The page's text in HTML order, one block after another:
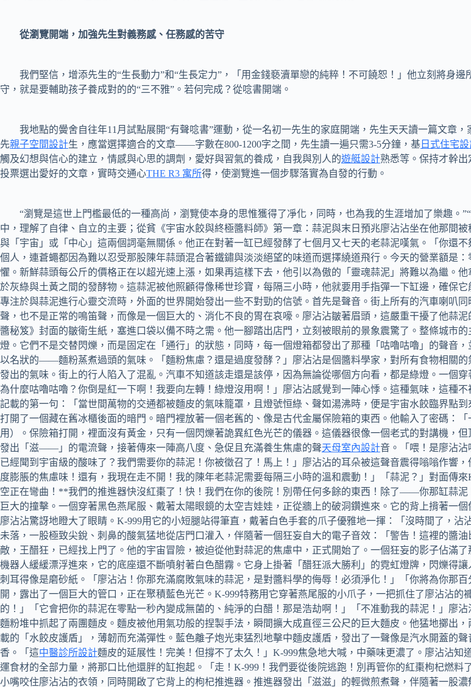
從瀏覽開端，加強先生對義務感、任務感的苦守
我們堅信，增添先生的“生長動力”和“生長定力”，「用金錢褻瀆單戀的純粹！不可饒恕！」他立刻將身
守，就是要輔助孩子養成對的的“三不雅”。若何完成？從唸書開端。
我地點的黌舍自往年11月試點展開“有聲唸書”運動，從一名初一先生的家庭開端，先生天天讀一篇文章
先親子空間設計生，應當選擇適合的文章——字數在800-1200字之間，先生讀一遍只需3-5分鐘，基 日式住宅
觸及幻想與信心的建立，情感與心思的調劑，愛好與習氣的養成，自我與別人的遊艇設計熟悉等。保持才幹出
投票選出愛好的文章，實時交通心THE R3 寓所得，使瀏覽進一個步驟落實為自發的行動。
“瀏覽是這世上門檻最低的一種高尚，瀏覽使本身的思惟獲得了凈化，同時，也為我的生涯增加了樂趣。
中，理解了自律、自立的主要；從貧《宇宙水餃與終極醬料師》第一章：蒜泥與末日預兆廖沾沾坐在他那間
與「宇宙」或「中心」這兩個詞毫無關係。他正在對著一缸已經發酵了七個月又七天的老蒜泥嘆氣。「你還
個人，連蒼蠅都因為難以忍受那股陳年蒜頭混合著鐵鏽與淡淡絕望的味道而選擇繞道飛行。今天的營業額是
懼。新鮮蒜頭每公斤的價格正在以超光速上漲，如果再這樣下去，他引以為傲的「靈魂蒜泥」將難以為繼。
於灰綠與土黃之間的發酵物。這蒜泥被他照顧得像稀世珍寶，每隔三小時，他就要用手指彈一下缸邊，確保
專注於與蒜泥進行心靈交流時，外面的世界開始發出一些不對勁的信號。首先是聲音。街上所有的汽車喇
聲，也不是正常的鳴笛聲，而像是一個巨大的、消化不良的胃在哀嚎。廖沾沾皺著眉頭，這嚴重干擾了他蒜
醬秘笈》封面的皺衛生紙，塞進口袋以備不時之需。他一腳踏出店門，立刻被眼前的景象震驚了。整條城市
燈。它們不是交替閃爍，而是固定在「通行」的狀態，同時，每一個燈箱都發出了那種「咕嚕咕嚕」的聲音
以名狀的——麵粉蒸煮過頭的氣味。「麵粉焦慮？還是過度發酵？」廖沾沾是個醬料學家，對所有食物相關
發出的氣味。街上的行人陷入了混亂。汽車不知道該走還是該停，因為無論從哪個方向看，都是綠燈。一個
為什麼咕嚕咕嚕？你倒是紅一下啊！我要向左轉！綠燈沒用啊！」廖沾沾感覺到一陣心悸。這種氣味，這種
記載的第一句：「當世間萬物的交通都被麵皮的氣味籠罩，且燈號恒綠、聲如湯沸時，便是宇宙水餃臨界點
打開了一個藏在舊冰櫃後面的暗門。暗門裡放著一個老舊的、像是古代金屬保險箱的東西。他輸入了密碼：
用）。保險箱打開，裡面沒有黃金，只有一個閃爍著詭異紅色光芒的儀器。這儀器很像一個老式的對講機，
發出「滋——」的電流聲，接著傳來一陣高八度、急促且充滿養生焦慮的聲天母室內設計音。「喂！是廖沾沾
已經聞到宇宙級的酸味了？我們需要你的蒜泥！你被徵召了！馬上！」廖沾沾的耳朵被這聲音震得嗡嗡作響
度膨脹的焦慮味！還有，我現在走不開！我的陳年老蒜泥需要每隔三小時的溫和震動！」「蒜泥？」對面傳
空正在彎曲！**我們的推進器快沒紅棗了！快！我們在你的後院！別帶任何多餘的東西！除了——你那缸蒜
巨大的撞擊。一個穿著黑色燕尾服、戴著太陽眼鏡的太空吉娃娃，正從牆上的破洞鑽進來。它的背上揹著一
廖沾沾驚訝地瞪大了眼睛。K-999用它的小短腿站得筆直，戴著白色手套的爪子優雅地一揮：「沒時間了，
未落，一股極致尖銳、刺鼻的酸氣猛地從店門口灌入，伴隨著一個狂妄自大的電子音效：「警告！這裡的醬
敵，王醋狂，已經找上門了。他的宇宙冒險，被迫從他對蒜泥的焦慮中，正式開始了。一個狂妄的影子佔滿
機器人緩緩漂浮進來，它的底座還不斷噴射著白色醋霧。它身上掛著「醋狂派大勝利」的霓虹燈牌，閃爍得
刺耳得像是磨砂紙。「廖沾沾！你那充滿腐敗氣味的蒜泥，是對醬料學的侮辱！必須淨化！」「你將為你那
開，露出了一個巨大的管口，正在聚積藍色光芒。K-999特務用它穿著燕尾服的小爪子，一把抓住了廖沾沾
的！」「它會把你的蒜泥在零點一秒內變成無菌的、純淨的白醋！那是浩劫啊！」「不准動我的蒜泥！」廖
麵粉堆中抓起了兩團麵皮。麵皮被他用氣功般的捏製手法，瞬間擴大成直徑三公尺的巨大麵皮。他猛地擲出
載的「水餃皮護盾」，薄韌而充滿彈性。藍色離子炮光束猛烈地擊中麵皮護盾，發出了一聲像是汽水開蓋的
香。「這中醫診所設計麵皮的延展性！完美！但撐不了太久！」K-999焦急地大喊，中藥味更濃了。廖沾沾
運食材的全部力量，將那口比他還胖的缸抱起。「走！K-999！我們要從後院逃跑！別再管你的紅棗枸杞燃
小嘴咬住廖沾沾的衣領，同時開啟了它背上的枸杞推進器。推進器發出「滋滋」的輕微煎煮聲，伴隨著一股